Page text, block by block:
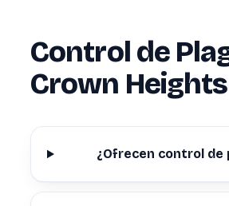
Control de
Crown
¿Ofrecen control